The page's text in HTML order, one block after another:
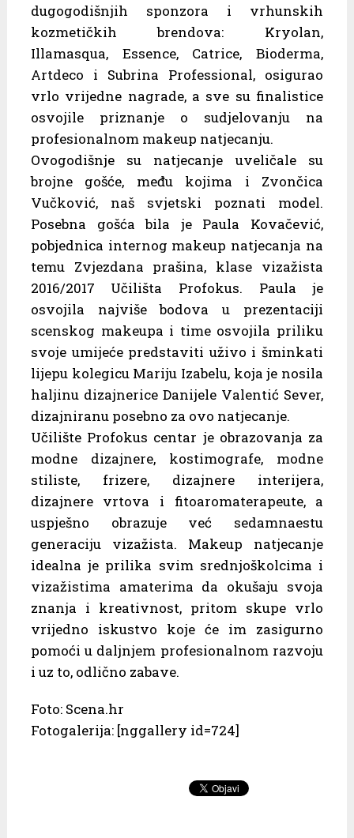
dugogodišnjih sponzora i vrhunskih
kozmetičkih brendova: Kryolan,
Illamasqua, Essence, Catrice, Bioderma,
Artdeco i Subrina Professional, osigurao
vrlo vrijedne nagrade, a sve su finalistice
osvojile priznanje o sudjelovanju na
profesionalnom makeup natjecanju.
Ovogodišnje su natjecanje uveličale su
brojne gošće, među kojima i Zvončica
Vučković, naš svjetski poznati model.
Posebna gošća bila je Paula Kovačević,
pobjednica internog makeup natjecanja na
temu Zvjezdana prašina, klase vizažista
2016/2017 Učilišta Profokus. Paula je
osvojila najviše bodova u prezentaciji
scenskog makeupa i time osvojila priliku
svoje umijeće predstaviti uživo i šminkati
lijepu kolegicu Mariju Izabelu, koja je nosila
haljinu dizajnerice Danijele Valentić Sever,
dizajniranu posebno za ovo natjecanje.
Učilište Profokus centar je obrazovanja za
modne dizajnere, kostimografe, modne
stiliste, frizere, dizajnere interijera,
dizajnere vrtova i fitoaromaterapeute, a
uspješno obrazuje već sedamnaestu
generaciju vizažista. Makeup natjecanje
idealna je prilika svim srednjoškolcima i
vizažistima amaterima da okušaju svoja
znanja i kreativnost, pritom skupe vrlo
vrijedno iskustvo koje će im zasigurno
pomoći u daljnjem profesionalnom razvoju
i uz to, odlično zabave.
Foto: Scena.hr
Fotogalerija: [nggallery id=724]